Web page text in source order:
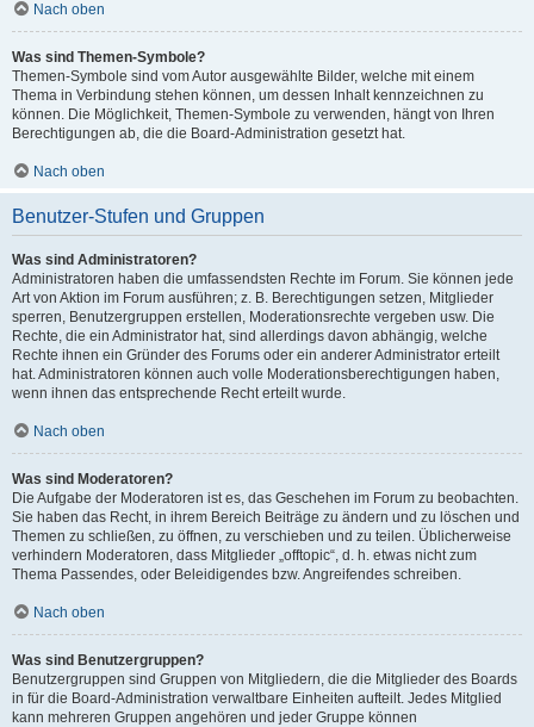
Nach oben
Was sind Themen-Symbole?
Themen-Symbole sind vom Autor ausgewählte Bilder, welche mit einem
Thema in Verbindung stehen können, um dessen Inhalt kennzeichnen zu
können. Die Möglichkeit, Themen-Symbole zu verwenden, hängt von Ihren
Berechtigungen ab, die die Board-Administration gesetzt hat.
Nach oben
Benutzer-Stufen und Gruppen
Was sind Administratoren?
Administratoren haben die umfassendsten Rechte im Forum. Sie können jede
Art von Aktion im Forum ausführen; z. B. Berechtigungen setzen, Mitglieder
sperren, Benutzergruppen erstellen, Moderationsrechte vergeben usw. Die
Rechte, die ein Administrator hat, sind allerdings davon abhängig, welche
Rechte ihnen ein Gründer des Forums oder ein anderer Administrator erteilt
hat. Administratoren können auch volle Moderationsberechtigungen haben,
wenn ihnen das entsprechende Recht erteilt wurde.
Nach oben
Was sind Moderatoren?
Die Aufgabe der Moderatoren ist es, das Geschehen im Forum zu beobachten.
Sie haben das Recht, in ihrem Bereich Beiträge zu ändern und zu löschen und
Themen zu schließen, zu öffnen, zu verschieben und zu teilen. Üblicherweise
verhindern Moderatoren, dass Mitglieder „offtopic“, d. h. etwas nicht zum
Thema Passendes, oder Beleidigendes bzw. Angreifendes schreiben.
Nach oben
Was sind Benutzergruppen?
Benutzergruppen sind Gruppen von Mitgliedern, die die Mitglieder des Boards
in für die Board-Administration verwaltbare Einheiten aufteilt. Jedes Mitglied
kann mehreren Gruppen angehören und jeder Gruppe können